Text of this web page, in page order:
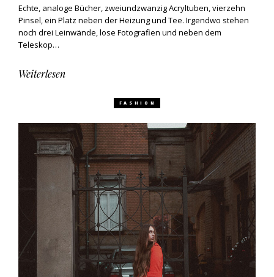
Echte, analoge Bücher, zweiundzwanzig Acryltuben, vierzehn
Pinsel, ein Platz neben der Heizung und Tee. Irgendwo stehen
noch drei Leinwände, lose Fotografien und neben dem
Teleskop…
Weiterlesen
FASHION